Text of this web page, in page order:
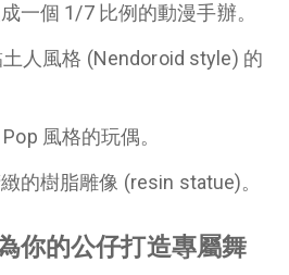
一個 1/7 比例的動漫手辦。
人風格 (Nendoroid style) 的
風格的玩偶。
的樹脂雕像 (resin statue)。
你的公仔打造專屬舞